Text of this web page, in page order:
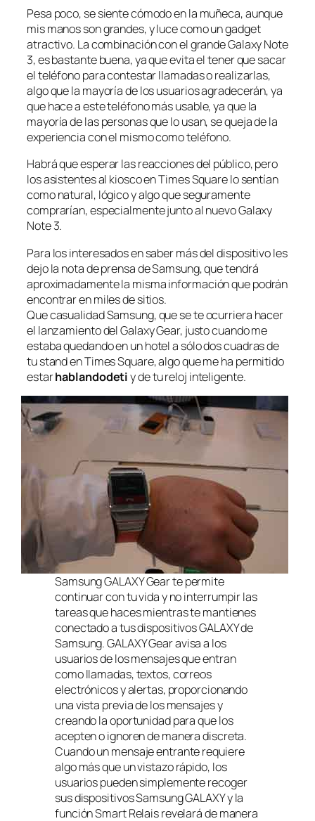
Pesa poco, se siente cómodo en la muñeca, aunque
mis manos son grandes, y luce como un gadget
atractivo. La combinación con el grande Galaxy Note
3, es bastante buena, ya que evita el tener que sacar
el teléfono para contestar llamadas o realizarlas,
algo que la mayoría de los usuarios agradecerán, ya
que hace a este teléfono más usable, ya que la
mayoría de las personas que lo usan, se queja de la
experiencia con el mismo como teléfono.
Habrá que esperar las reacciones del público, pero
los asistentes al kiosco en Times Square lo sentían
como natural, lógico y algo que seguramente
comprarían, especialmente junto al nuevo Galaxy
Note 3.
Para los interesados en saber más del dispositivo les
dejo la nota de prensa de Samsung, que tendrá
aproximadamente la misma información que podrán
encontrar en miles de sitios.
Que casualidad Samsung, que se te ocurriera hacer
el lanzamiento del Galaxy Gear, justo cuando me
estaba quedando en un hotel a sólo dos cuadras de
tu stand en Times Square, algo que me ha permitido
estarhablandodetiy de tu reloj inteligente.
Samsung GALAXY Gear te permite
continuar con tu vida y no interrumpir las
tareas que haces mientras te mantienes
conectado a tus dispositivos GALAXY de
Samsung. GALAXY Gear avisa a los
usuarios de los mensajes que entran
como llamadas, textos, correos
electrónicos y alertas, proporcionando
una vista previa de los mensajes y
creando la oportunidad para que los
acepten o ignoren de manera discreta.
Cuando un mensaje entrante requiere
algo más que un vistazo rápido, los
usuarios pueden simplemente recoger
sus dispositivos Samsung GALAXY y la
función Smart Relais revelará de manera